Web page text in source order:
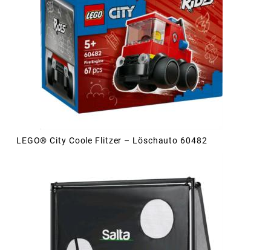
LEGO® City Coole Flitzer – Löschauto 60482